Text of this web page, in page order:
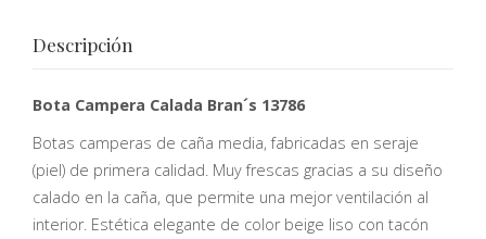
Descripción
Bota Campera Calada Bran´s 13786
Botas camperas de caña media, fabricadas en seraje
(piel) de primera calidad. Muy frescas gracias a su diseño
calado en la caña, que permite una mejor ventilación al
interior. Estética elegante de color beige liso con tacón